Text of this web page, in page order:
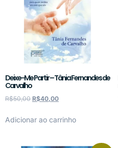
Deixe-Me Partir – Tânia Fernandes de
Carvalho
R$50,00 R$40,00
Adicionar ao carrinho